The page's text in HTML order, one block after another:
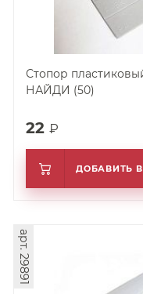
Стопор
НАЙДИ (50)
22 ₽
ДОБАВИТЬ
арт. 29891